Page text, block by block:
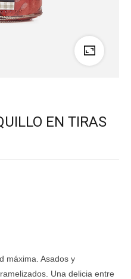
EN TIRAS
máxima. Asados y
Una delicia entre